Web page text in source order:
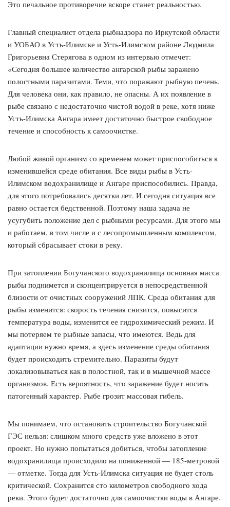
Это печальное противоречие вскоре станет реальностью.
Главный специалист отдела рыбнадзора по Иркутской области
и УОБАО в Усть-Илимске и Усть-Илимском районе Людмила
Григорьевна Стерягова в одном из интервью отмечет:
«Сегодня большее количество ангарской рыбы заражено
полостными паразитами. Теми, что поражают рыбную печень.
Для человека они, как правило, не опасны. А их появление в
рыбе связано с недостаточно чистой водой в реке, хотя ниже
Усть-Илимска Ангара имеет достаточно быстрое свободное
течение и способность к самоочистке.
Любой живой организм со временем может приспособиться к
изменившейся среде обитания. Все виды рыбы в Усть-
Илимском водохранилище и Ангаре приспособились. Правда,
для этого потребовались десятки лет. И сегодня ситуация все
равно остается бедственной. Поэтому наша задача не
усугубить положение дел с рыбными ресурсами. Для этого мы
и работаем, в том числе и с лесопромышленным комплексом,
который сбрасывает стоки в реку.
При затоплении Богучанского водохранилища основная масса
рыбы поднимется и сконцентрируется в непосредственной
близости от очистных сооружений ЛПК. Среда обитания для
рыбы изменится: скорость течения снизится, повысится
температура воды, изменится ее гидрохимический режим. И
мы потеряем те рыбные запасы, что имеются. Ведь для
адаптации нужно время, а здесь изменение среды обитания
будет происходить стремительно. Паразиты будут
локализовываться как в полостной, так и в мышечной массе
организмов. Есть вероятность, что заражение будет носить
патогенный характер. Рыбе грозит массовая гибель.
Мы понимаем, что остановить строительство Богучанской
ГЭС нельзя: слишком много средств уже вложено в этот
проект. Но нужно попытаться добиться, чтобы затопление
водохранилища происходило на пониженной — 185-метровой
— отметке. Тогда для Усть-Илимска ситуация не будет столь
критической. Сохранится сто километров свободного хода
реки. Этого будет достаточно для самоочистки воды в Ангаре.